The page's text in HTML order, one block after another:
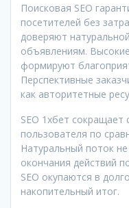
Поисковая SEO
посетителей без
доверяют
объявлениям.
формируют
Перспективные
как авторитетные
SEO 1хбет
пользователя по
Натуральный поток
окончания действий
SEO окупаются в
накопительный итог.